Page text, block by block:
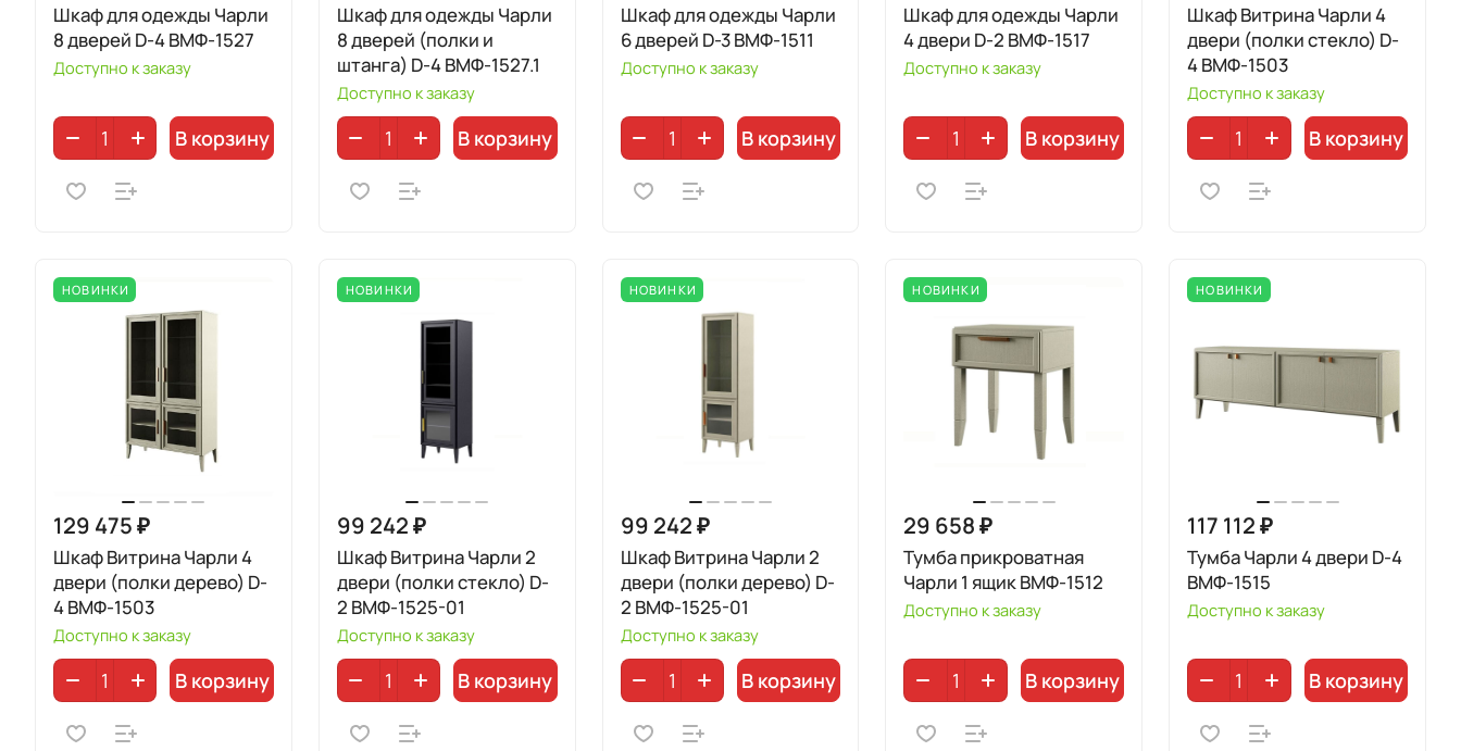
Шкаф для одежды Чарли
8 дверей D-4 ВМФ-1527
Доступно к заказу
В корзину
Шкаф для одежды Чарли
8 дверей (полки и
штанга) D-4 ВМФ-1527.1
Доступно к заказу
В корзину
Шкаф для одежды Чарли
6 дверей D-3 ВМФ-1511
Доступно к заказу
В корзину
Шкаф для одежды Чарли
4 двери D-2 ВМФ-1517
Доступно к заказу
В корзину
Шкаф Витрина Чарли 4
двери (полки стекло) D-
4 ВМФ-1503
Доступно к заказу
В корзину
НОВИНКИ
129 475 ₽
Шкаф Витрина Чарли 4
двери (полки дерево) D-
4 ВМФ-1503
Доступно к заказу
В корзину
НОВИНКИ
99 242 ₽
Шкаф Витрина Чарли 2
двери (полки стекло) D-
2 ВМФ-1525-01
Доступно к заказу
В корзину
НОВИНКИ
99 242 ₽
Шкаф Витрина Чарли 2
двери (полки дерево) D-
2 ВМФ-1525-01
Доступно к заказу
В корзину
НОВИНКИ
29 658 ₽
Тумба прикроватная
Чарли 1 ящик ВМФ-1512
Доступно к заказу
В корзину
НОВИНКИ
117 112 ₽
Тумба Чарли 4 двери D-4
ВМФ-1515
Доступно к заказу
В корзину